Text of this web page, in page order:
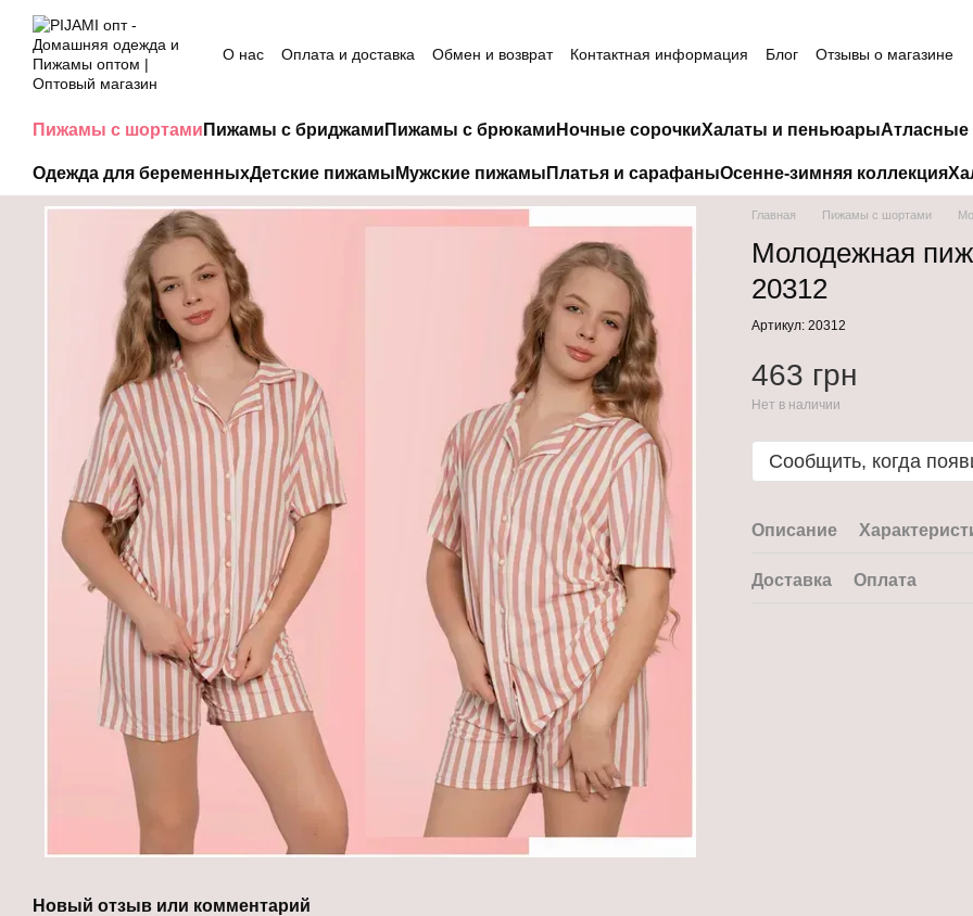
Перейти к основному контенту
О нас Оплата и доставка Обмен и возврат Контактная информация Блог Отзывы о магазине
Пижамы с шортами Пижамы с бриджами Пижамы с брюками Ночные сорочкиХалаты и пеньюарыАтласные
Одежда для беременныхДетские пижамы Мужские пижамы Платья и сарафаныОсенне-зимняя коллекция
Новый отзыв или комментарий
Главная Пижамы с шортами
Молодежная
20312
Артикул: 20312
463 грн
Нет в наличии
Сообщить, когда
Описание
Доставка Оплата